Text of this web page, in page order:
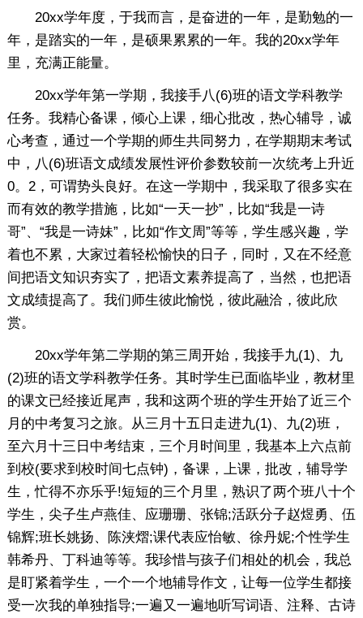
20xx学年度，于我而言，是奋进的一年，是勤勉的一
年，是踏实的一年，是硕果累累的一年。我的20xx学年
里，充满正能量。
20xx学年第一学期，我接手八(6)班的语文学科教学
任务。我精心备课，倾心上课，细心批改，热心辅导，诚
心考查，通过一个学期的师生共同努力，在学期期末考试
中，八(6)班语文成绩发展性评价参数较前一次统考上升近
0。2，可谓势头良好。在这一学期中，我采取了很多实在
而有效的教学措施，比如“一天一抄”，比如“我是一诗
哥”、“我是一诗妹”，比如“作文周”等等，学生感兴趣，学
着也不累，大家过着轻松愉快的日子，同时，又在不经意
间把语文知识夯实了，把语文素养提高了，当然，也把语
文成绩提高了。我们师生彼此愉悦，彼此融洽，彼此欣
赏。
20xx学年第二学期的第三周开始，我接手九(1)、九
(2)班的语文学科教学任务。其时学生已面临毕业，教材里
的课文已经接近尾声，我和这两个班的学生开始了近三个
月的中考复习之旅。从三月十五日走进九(1)、九(2)班，
至六月十三日中考结束，三个月时间里，我基本上六点前
到校(要求到校时间七点钟)，备课，上课，批改，辅导学
生，忙得不亦乐乎!短短的三个月里，熟识了两个班八十个
学生，尖子生卢燕佳、应珊珊、张锦;活跃分子赵煜勇、伍
锦辉;班长姚扬、陈浃熠;课代表应怡敏、徐丹妮;个性学生
韩希丹、丁科迪等等。我珍惜与孩子们相处的机会，我总
是盯紧着学生，一个一个地辅导作文，让每一位学生都接
受一次我的单独指导;一遍又一遍地听写词语、注释、古诗